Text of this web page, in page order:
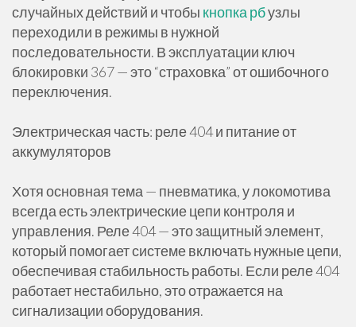
случайных действий и чтобы кнопка рбузлы
переходили в режимы в нужной
последовательности. В эксплуатации ключ
блокировки 367 — это “страховка” от ошибочного
переключения.
Электрическая часть: реле 404 и питание от
аккумуляторов
Хотя основная тема — пневматика, у локомотива
всегда есть электрические цепи контроля и
управления. Реле 404 — это защитный элемент,
который помогает системе включать нужные цепи,
обеспечивая стабильность работы. Если реле 404
работает нестабильно, это отражается на
сигнализации оборудования.